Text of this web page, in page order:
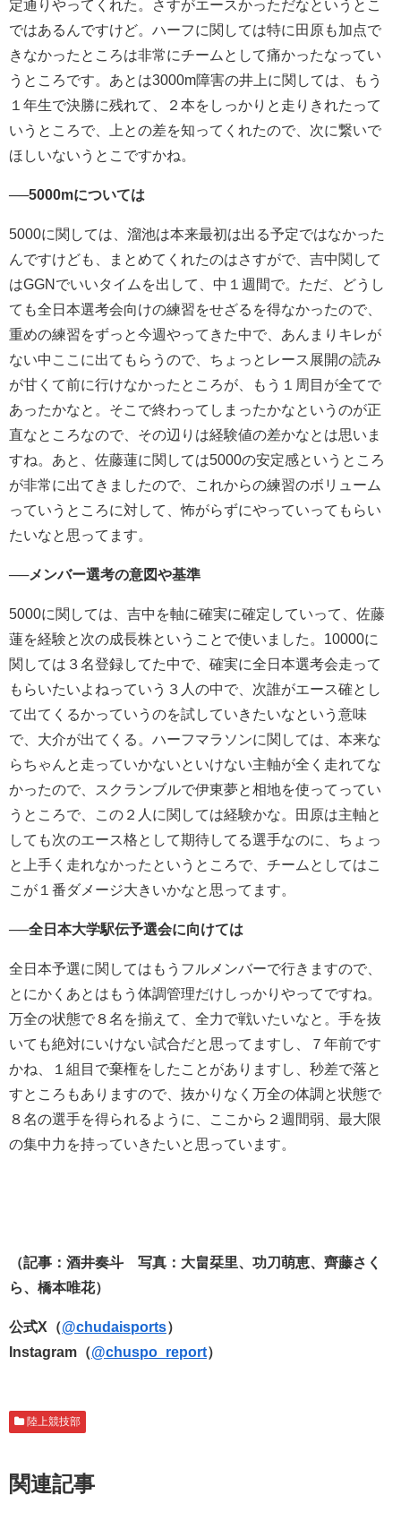
定通りやってくれた。さすがエースかっただなというとこ
ではあるんですけど。ハーフに関しては特に田原も加点で
きなかったところは非常にチームとして痛かったなってい
うところです。あとは3000m障害の井上に関しては、もう
１年生で決勝に残れて、２本をしっかりと走りきれたって
いうところで、上との差を知ってくれたので、次に繋いで
ほしいないうとこですかね。
──5000mについては
5000に関しては、溜池は本来最初は出る予定ではなかった
んですけども、まとめてくれたのはさすがで、吉中関して
はGGNでいいタイムを出して、中１週間で。ただ、どうし
ても全日本選考会向けの練習をせざるを得なかったので、
重めの練習をずっと今週やってきた中で、あんまりキレが
ない中ここに出てもらうので、ちょっとレース展開の読み
が甘くて前に行けなかったところが、もう１周目が全てで
あったかなと。そこで終わってしまったかなというのが正
直なところなので、その辺りは経験値の差かなとは思いま
すね。あと、佐藤蓮に関しては5000の安定感というところ
が非常に出てきましたので、これからの練習のボリューム
っていうところに対して、怖がらずにやっていってもらい
たいなと思ってます。
──メンバー選考の意図や基準
5000に関しては、吉中を軸に確実に確定していって、佐藤
蓮を経験と次の成長株ということで使いました。10000に
関しては３名登録してた中で、確実に全日本選考会走って
もらいたいよねっていう３人の中で、次誰がエース確とし
て出てくるかっていうのを試していきたいなという意味
で、大介が出てくる。ハーフマラソンに関しては、本来な
らちゃんと走っていかないといけない主軸が全く走れてな
かったので、スクランブルで伊東夢と相地を使ってってい
うところで、この２人に関しては経験かな。田原は主軸と
しても次のエース格として期待してる選手なのに、ちょっ
と上手く走れなかったというところで、チームとしてはこ
こが１番ダメージ大きいかなと思ってます。
──全日本大学駅伝予選会に向けては
全日本予選に関してはもうフルメンバーで行きますので、
とにかくあとはもう体調管理だけしっかりやってですね。
万全の状態で８名を揃えて、全力で戦いたいなと。手を抜
いても絶対にいけない試合だと思ってますし、７年前です
かね、１組目で棄権をしたことがありますし、秒差で落と
すところもありますので、抜かりなく万全の体調と状態で
８名の選手を得られるように、ここから２週間弱、最大限
の集中力を持っていきたいと思っています。
（記事：酒井奏斗 写真：大畠栞里、功刀萌恵、齊藤さく
ら、橋本唯花）
公式X（@chudaisports）
Instagram（@chuspo_report）
陸上競技部
関連記事